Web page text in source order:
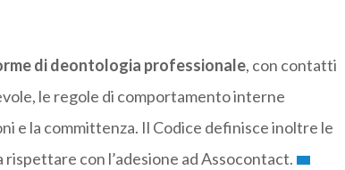
di deontologia professionale, con contatti
le regole di comportamento interne
e la committenza. Il Codice definisce inoltre le
con l’adesione ad Assocontact.